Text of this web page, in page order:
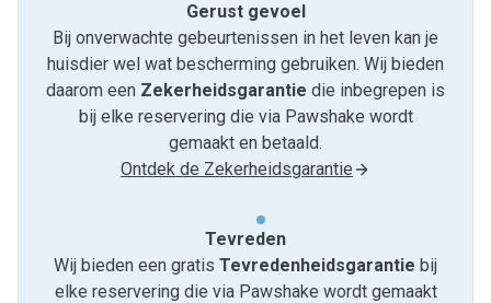
Gerust gevoel
Bij onverwachte gebeurtenissen in het leven kan je
huisdier wel wat bescherming gebruiken. Wij bieden
daarom een Zekerheidsgarantie die inbegrepen is
bij elke reservering die via Pawshake wordt
gemaakt en betaald.
Ontdek de Zekerheidsgarantie
Tevreden
Wij bieden een gratis Tevredenheids­garantie bij
elke reservering die via Pawshake wordt gemaakt